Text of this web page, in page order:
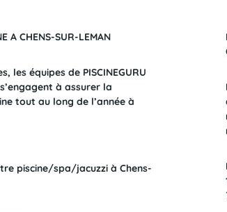
A CHENS-SUR-LEMAN
les équipes de PISCINEGURU
à assurer la
tout au long de l’année à
piscine/spa/jacuzzi à Chens-